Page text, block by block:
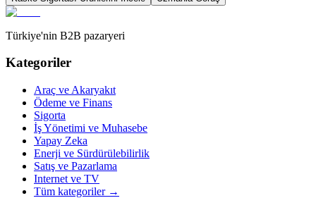
Türkiye'nin B2B pazaryeri
Kategoriler
Araç ve Akaryakıt
Ödeme ve Finans
Sigorta
İş Yönetimi ve Muhasebe
Yapay Zeka
Enerji ve Sürdürülebilirlik
Satış ve Pazarlama
Internet ve TV
Tüm kategoriler→